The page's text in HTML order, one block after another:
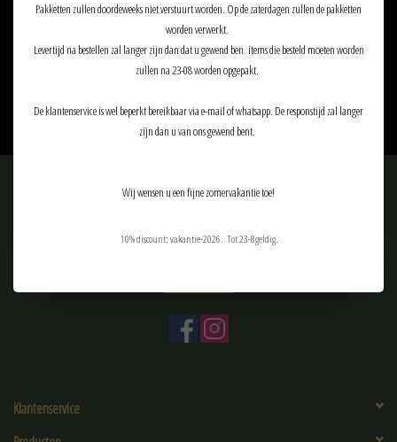
WADSN DBAL-A2 Dummy Plastic
€23,90
Meld je aan voor onze nieuwsbrief:
Klantenservice
Pakketten zullen doordeweeks niet verstuurt worden. Op de zaterdagen zullen de pakketten
worden verwerkt.
Levertijd na bestellen zal langer zijn dan dat u gewend ben. items die besteld moeten worden
zullen na 23-08 worden opgepakt.
De klantenservice is wel beperkt bereikbaar via e-mail of whatsapp. De responstijd zal langer
zijn dan u van ons gewend bent.
Wij wensen u een fijne zomervakantie toe!
10% discount: vakantie-2026. Tot 23-8geldig.